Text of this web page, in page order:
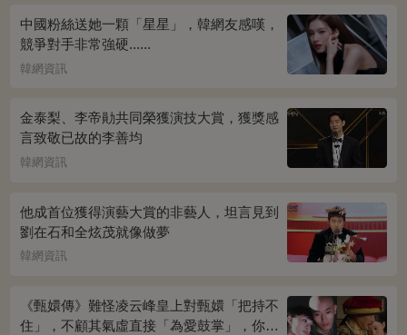
中國粉絲送她一顆「星星」，韓網友感嘆，
競爭對手非常強硬......
韓網資訊
金泰梨、李帝勛共同榮獲演技大賞，獲獎感
言致敬已故的李善均
韓網資訊
他成首位獲得演藝大賞的非藝人，坦言見到
劉在石和全炫茂就像做夢
韓網資訊
《甄嬛傳》難怪凌云峰皇上對甄嬛「把持不
住」，不顧其氣虛直接「為愛鼓掌」，你看